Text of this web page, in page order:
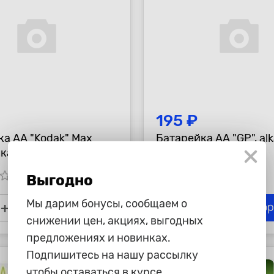
AA "Kodak" Max
2 шт
star_border star_border
+ В корзину
195 ₽
Батарейка AA "GP",
- В
Выгодно
Мы дарим бонусы, сообщаем о
снижении цен, акциях, выгодных
предложениях и новинках.
Подпишитесь на нашу рассылку